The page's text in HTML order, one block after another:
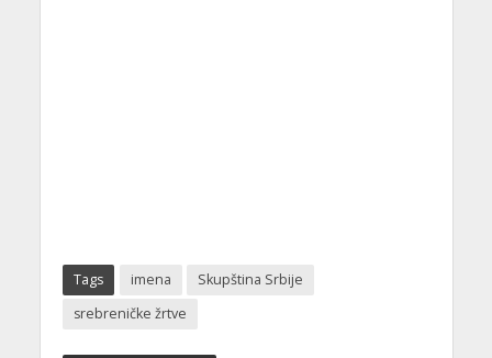
Tags imena
Skupština Srbije
srebreničke žrtve